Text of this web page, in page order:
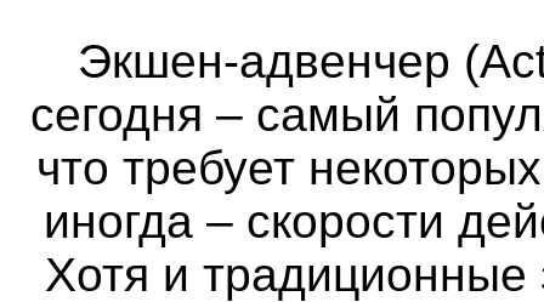
Экшен-адвенчер
сегодня – самый
что требует
иногда – скорости
Хотя и традиционные